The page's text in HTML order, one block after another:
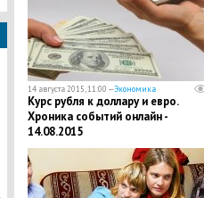
14 августа 2015, 11:00 —Экономика
Курс рубля к доллару и евро.
Хроника событий онлайн -
14.08.2015